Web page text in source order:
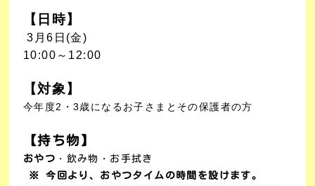
【日時】
3月6 日(金)
10:00～12:00
【対象】
今年度2・3歳になるお子さまとその保護者の方
【持ち物】
おやつ ・飲み物・お手拭き
※ 今回より、おやつタイムの時間を設けます。